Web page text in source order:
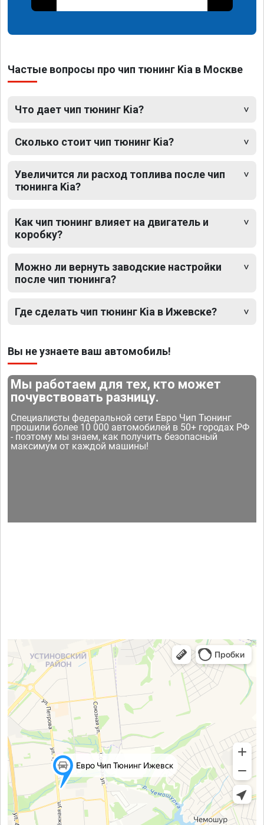
Частые вопросы про чип тюнинг Kia в Москве
Что дает чип тюнинг Kia?
Сколько стоит чип тюнинг Kia?
Увеличится ли расход топлива после чип
тюнинга Kia?
Как чип тюнинг влияет на двигатель и
коробку?
Можно ли вернуть заводские настройки
после чип тюнинга?
Где сделать чип тюнинг Kia в Ижевске?
Вы не узнаете ваш автомобиль!
Мы работаем для тех, кто может
почувствовать разницу.
Специалисты федеральной сети Евро Чип Тюнинг
прошили более 10 000 автомобилей в 50+ городах РФ
- поэтому мы знаем, как получить безопасный
максимум от каждой машины!